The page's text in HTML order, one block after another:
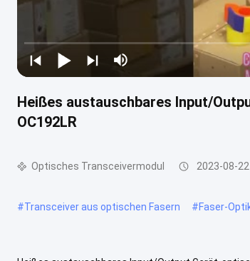
Heißes austauschbares Input/
OC192LR
Optisches Transceivermodul 2023-08-22
#Transceiver aus optischen Fasern #Faser-